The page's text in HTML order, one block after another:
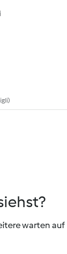
warten auf